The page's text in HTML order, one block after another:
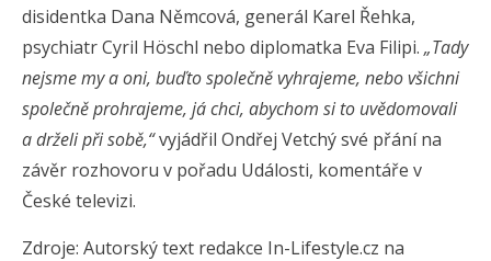
disidentka Dana Němcová, generál Karel Řehka,
psychiatr Cyril Höschl nebo diplomatka Eva Filipi. „Tady
nejsme my a oni, buďto společně vyhrajeme, nebo všichni
společně prohrajeme, já chci, abychom si to uvědomovali
a drželi při sobě,“vyjádřil Ondřej Vetchý své přání na
závěr rozhovoru v pořadu Události, komentáře v
České televizi.
Zdroje: Autorský text redakce In-Lifestyle.cz na